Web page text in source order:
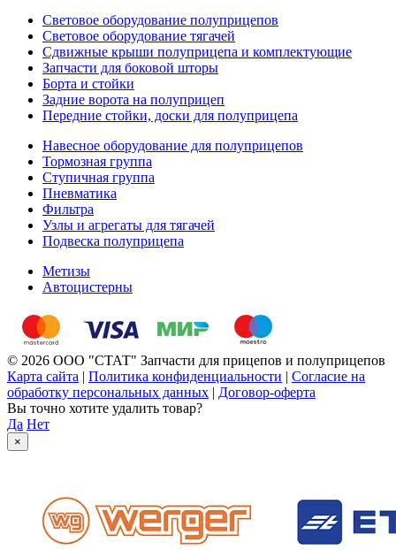
Световое оборудование полуприцепов
Световое оборудование тягачей
Сдвижные крыши полуприцепа и комплектующие
Запчасти для боковой шторы
Борта и стойки
Задние ворота на полуприцеп
Передние стойки, доски для полуприцепа
Навесное оборудование для полуприцепов
Тормозная группа
Ступичная группа
Пневматика
Фильтра
Узлы и агрегаты для тягачей
Подвеска полуприцепа
Метизы
Автоцистерны
© 2026 ООО "СТАТ" Запчасти для прицепов и полуприцепов
Карта сайта | Политика конфиденциальности | Согласие на
обработку персональных данных | Договор-оферта
Вы точно хотите удалить товар?
Да Нет
×